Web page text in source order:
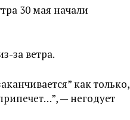
30 мая начали
за ветра.
как только,
— негодует